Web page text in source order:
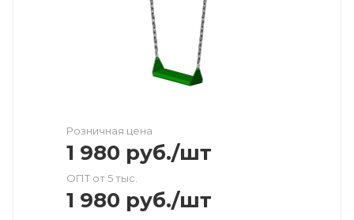
Розничная цена
1 980 руб./шт
ОПТ от 5 тыс.
1 980 руб./шт